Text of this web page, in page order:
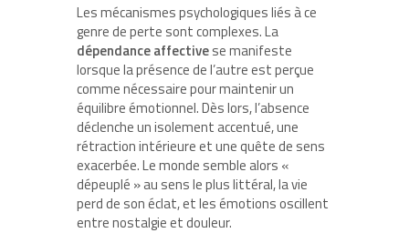
Les mécanismes psychologiques liés à ce
genre de perte sont complexes. La
dépendance affectivese manifeste
lorsque la présence de l’autre est perçue
comme nécessaire pour maintenir un
équilibre émotionnel. Dès lors, l’absence
déclenche un isolement accentué, une
rétraction intérieure et une quête de sens
exacerbée. Le monde semble alors «
dépeuplé » au sens le plus littéral, la vie
perd de son éclat, et les émotions oscillent
entre nostalgie et douleur.